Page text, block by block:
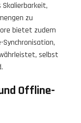
zu
bietet zudem
selbst
Offline-